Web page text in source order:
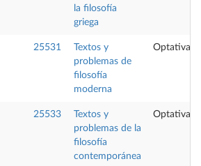
la filosofía
griega
25531
Textos y
problemas de
filosofía
moderna
Optativa
25533
Textos y
problemas de la
filosofía
contemporánea
Optativa